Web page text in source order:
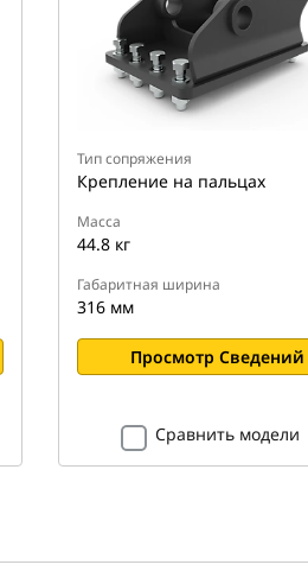
Тип сопряжения
Крепление на пальцах
Масса
44.8 кг
Габаритная ширина
316 мм
Просмотр Сведений
Сравнить модели